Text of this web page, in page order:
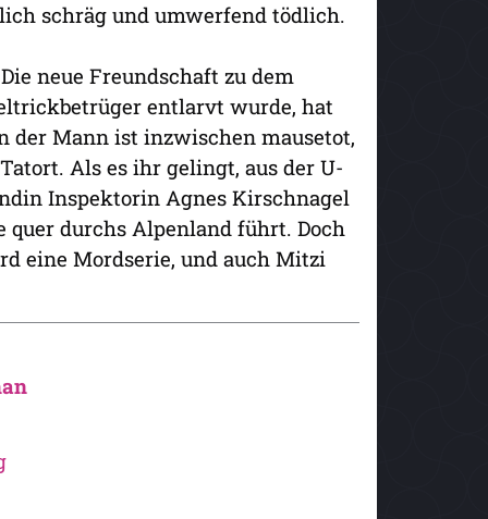
schräg und umwerfend tödlich.
neue Freundschaft zu dem
entlarvt wurde, hat
der Mann ist inzwischen mausetot,
Als es ihr gelingt, aus der U-
Inspektorin Agnes Kirschnagel
quer durchs Alpenland führt. Doch
eine Mordserie, und auch Mitzi